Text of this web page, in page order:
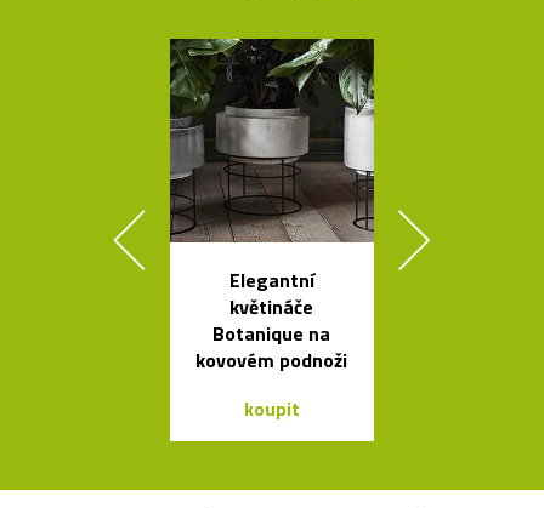
Elegantní
květináče
Botanique na
kovovém podnoži
koupit